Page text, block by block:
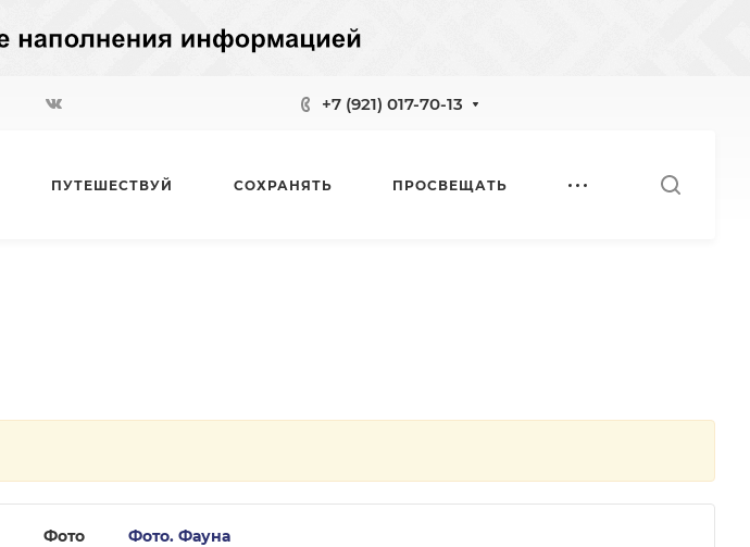
+7 (921) 017-70-13
ПУТЕШЕСТВУЙ СОХРАНЯТЬ ПРОСВЕЩАТЬ
Фото Фото. Фауна